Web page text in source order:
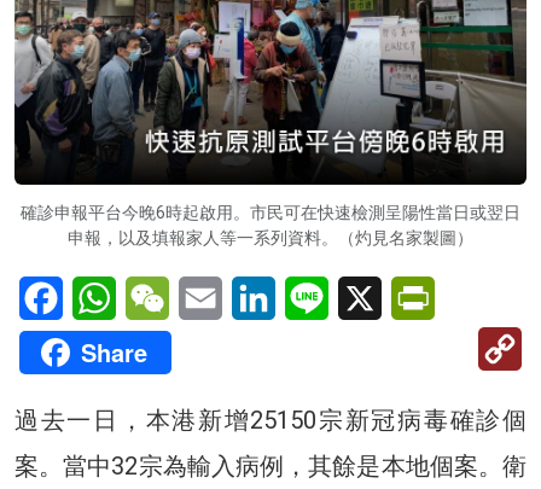
確診申報平台今晚6時起啟用。市民可在快速檢測呈陽性當日或翌日
申報，以及填報家人等一系列資料。（灼見名家製圖）
FacebookWhatsAppWeChatEmail LinkedInLine X
Share
過去一日，本港新增25150宗新冠病毒確診個
案。當中32宗為輸入病例，其餘是本地個案。衛